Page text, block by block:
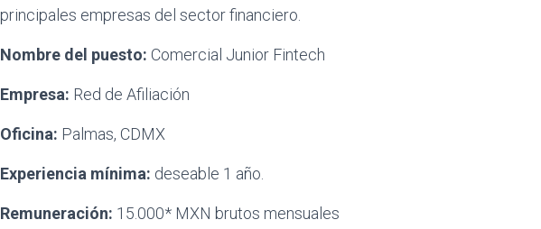
principales empresas del sector financiero.
Nombre del puesto: Comercial Junior Fintech
Empresa: Red de Afiliación
Oficina: Palmas, CDMX
Experiencia mínima: deseable 1 año.
Remuneración: 15.000* MXN brutos mensuales